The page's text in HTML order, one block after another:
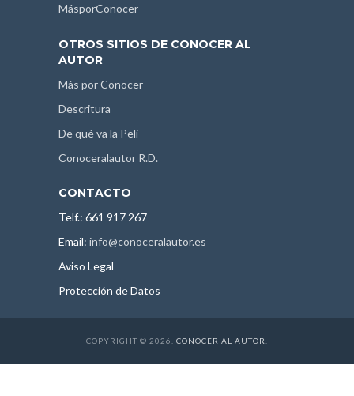
MásporConocer
OTROS SITIOS DE CONOCER AL
AUTOR
Más por Conocer
Descritura
De qué va la Peli
Conoceralautor R.D.
CONTACTO
Telf.: 661 917 267
Email: info@conoceralautor.es
Aviso Legal
Protección de Datos
COPYRIGHT © 2026. CONOCER AL AUTOR